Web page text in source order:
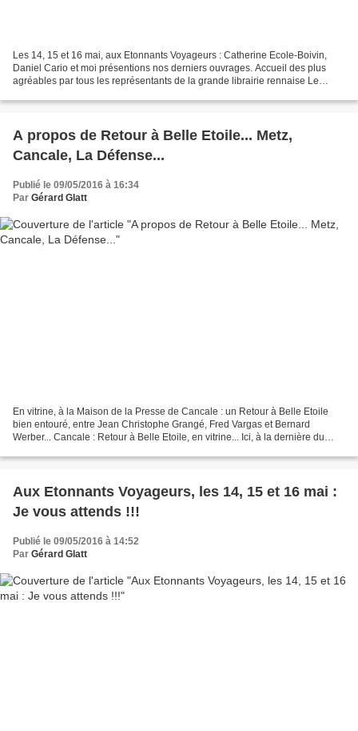
Les 14, 15 et 16 mai, aux Etonnants Voyageurs : Catherine Ecole-Boivin,
Daniel Cario et moi présentions nos derniers ouvrages. Accueil des plus
agréables par tous les représentants de la grande librairie rennaise Le
A propos de Retour à Belle Etoile... Metz,
Cancale, La Défense...
Publié le 09/05/2016 à 16:34
Par Gérard Glatt
En vitrine, à la Maison de la Presse de Cancale : un Retour à Belle Etoile
bien entouré, entre Jean Christophe Grangé, Fred Vargas et Bernard
Werber... Cancale : Retour à Belle Etoile, en vitrine... Ici, à la dernière du
Aux Etonnants Voyageurs, les 14, 15 et 16 mai :
Je vous attends !!!
Publié le 09/05/2016 à 14:52
Par Gérard Glatt